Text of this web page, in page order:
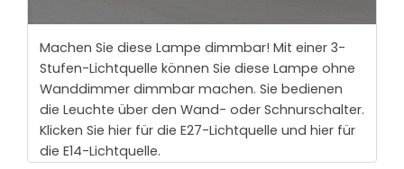
Machen Sie diese Lampe dimmbar! Mit einer 3-
Stufen-Lichtquelle können Sie diese Lampe ohne
Wanddimmer dimmbar machen. Sie bedienen
die Leuchte über den Wand- oder Schnurschalter.
Klicken Sie hier für die E27-Lichtquelle und hier für
die E14-Lichtquelle.